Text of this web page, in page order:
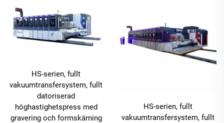
HS-serien, fullt
vakuumtransfersystem, fullt
datoriserad
höghastighetspress med
gravering och formskärning
HS-serien, fullt
vakuumtransfersystem, fullt